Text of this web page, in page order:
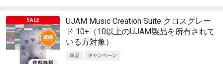
UJAM Music Creation Suite クロスグレー
ド 10+（10以上のUJAM製品を所有されて
いる方対象）